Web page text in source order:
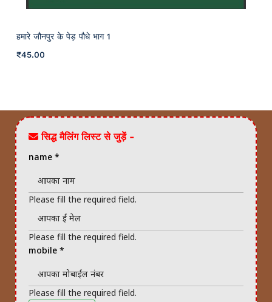
हमारे जौनपुर के पेड़ पौधे भाग 1
₹45.00
सिद्ध मैलिंग लिस्ट से जुड़ें -
name *
Please fill the required field.
Please fill the required field.
mobile *
Please fill the required field.